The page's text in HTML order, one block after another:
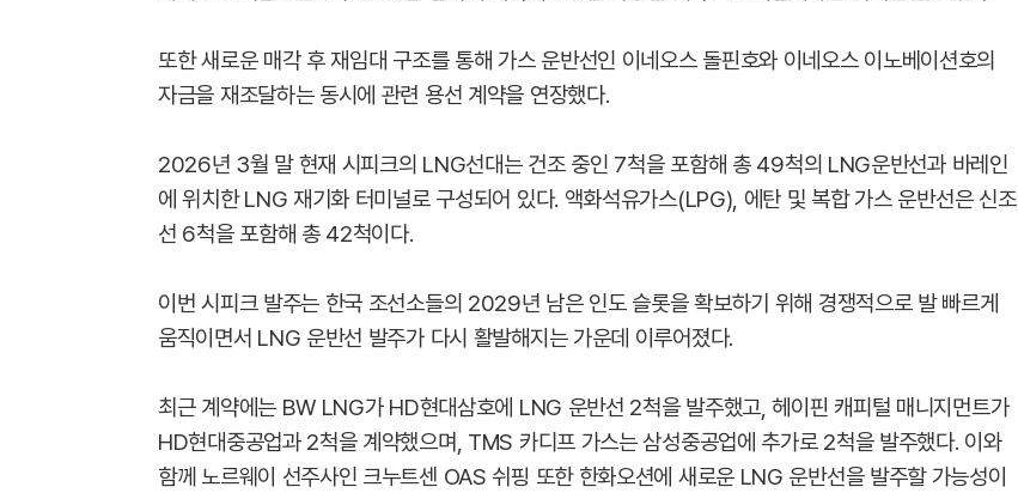
또한 새로운 매각 후 재임대 구조를 통해 가스 운반선인 이네오스 돌핀호와 이네오스 이노베이션호의
자금을 재조달하는 동시에 관련 용선 계약을 연장했다.
2026년 3월 말 현재 시피크의 LNG선대는 건조 중인 7척을 포함해 총 49척의 LNG운반선과 바레인
에 위치한 LNG 재기화 터미널로 구성되어 있다. 액화석유가스(LPG), 에탄 및 복합 가스 운반선은 신조
선 6척을 포함해 총 42척이다.
이번 시피크 발주는 한국 조선소들의 2029년 남은 인도 슬롯을 확보하기 위해 경쟁적으로 발 빠르게
움직이면서 LNG 운반선 발주가 다시 활발해지는 가운데 이루어졌다.
최근 계약에는 BW LNG가 HD현대삼호에 LNG 운반선 2척을 발주했고, 헤이핀 캐피털 매니지먼트가
HD현대중공업과 2척을 계약했으며, TMS 카디프 가스는 삼성중공업에 추가로 2척을 발주했다. 이와
함께 노르웨이 선주사인 크누트센 OAS 쉬핑 또한 한화오션에 새로운 LNG 운반선을 발주할 가능성이